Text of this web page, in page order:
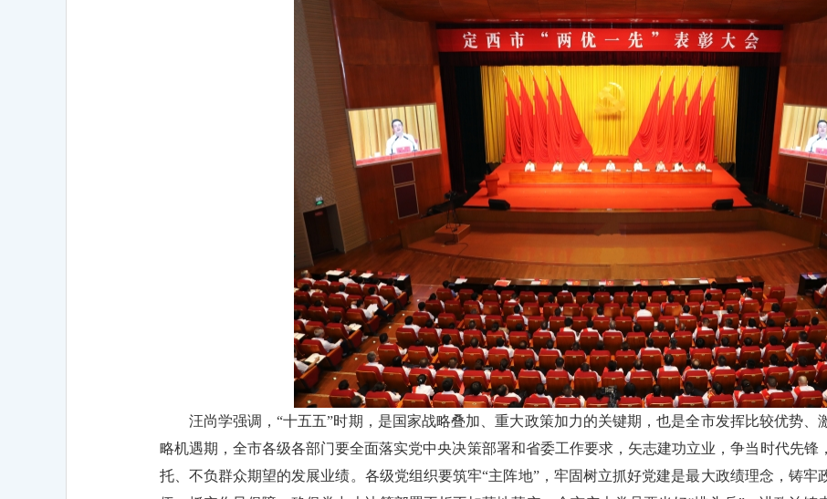
汪尚学强调，“十五五”时期，是国家战略叠加、重大政策加力的关键期，也是全市发挥比较优势
略机遇期，全市各级各部门要全面落实党中央决策部署和省委工作要求，矢志建功立业，争当时代先
托、不负群众期望的发展业绩。各级党组织要筑牢“主阵地”，牢固树立抓好党建是最大政绩理念，铸牢